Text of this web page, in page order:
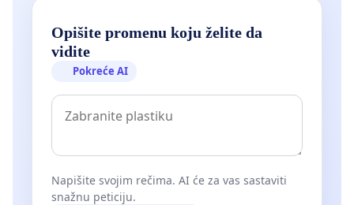
Opišite promenu koju želite da
vidite
Pokreće AI
Napišite svojim rečima. AI će za vas sastaviti
snažnu peticiju.